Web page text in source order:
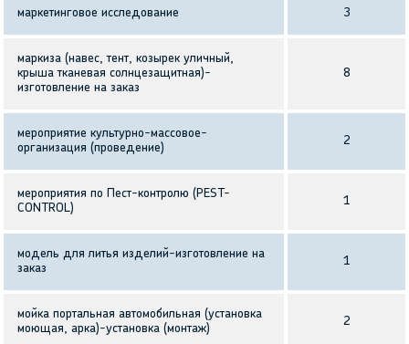
маркетинговое исследование 3
маркиза (навес, тент, козырек уличный,
крыша тканевая солнцезащитная)-
изготовление на заказ
8
мероприятие культурно-массовое-
организация (проведение)
2
мероприятия по Пест-контролю (PEST-
CONTROL)
1
модель для литья изделий-изготовление на
заказ
1
мойка портальная автомобильная (установка
моющая, арка)-установка (монтаж)
2